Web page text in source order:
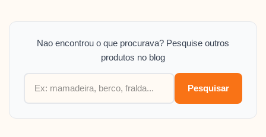
Nao encontrou o que procurava? Pesquise outros
produtos no blog
Pesquisar